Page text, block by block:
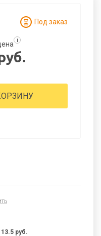
Под заказ
i
руб.